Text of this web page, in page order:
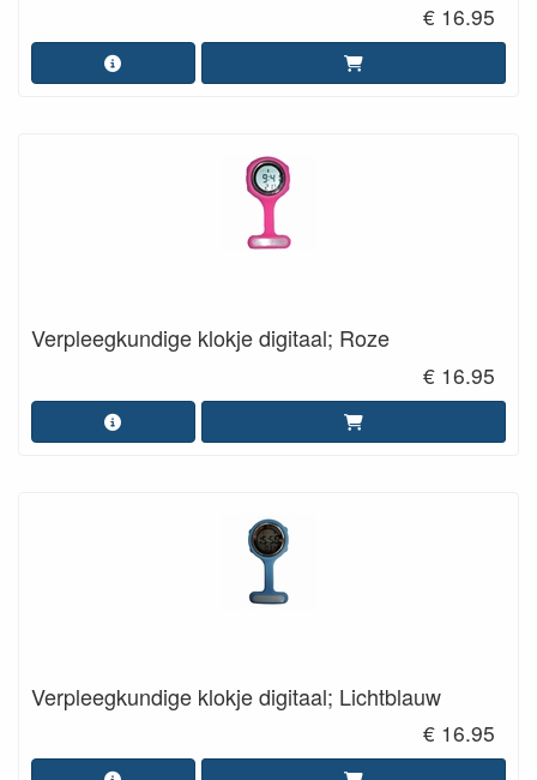
€ 16.95
Verpleegkundige klokje digitaal; Roze
€ 16.95
Verpleegkundige klokje digitaal; Lichtblauw
€ 16.95